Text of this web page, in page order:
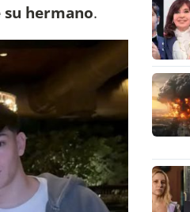
su hermano.